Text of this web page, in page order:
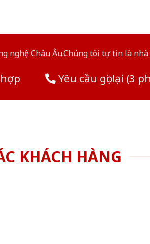
Châu Âu.Chúng tôi tự tin là
Yêu cầu gọi lại (3
KHÁCH HÀNG